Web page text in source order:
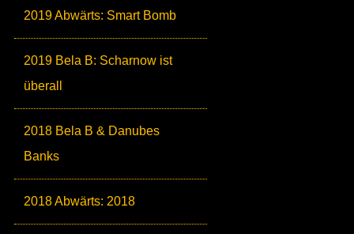
2019 Abwärts: Smart Bomb
2019 Bela B: Scharnow ist
überall
2018 Bela B & Danubes
Banks
2018 Abwärts: 2018